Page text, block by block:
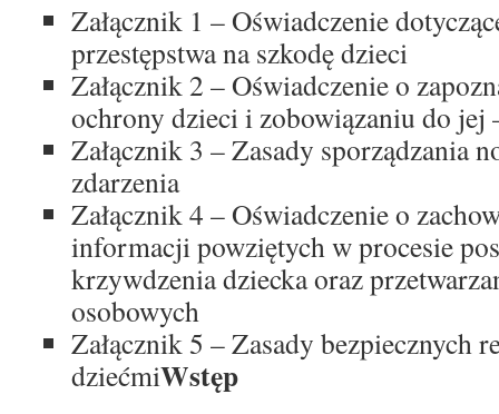
Załącznik 1 – Oświadczenie
przestępstwa na szkodę dzieci
Załącznik 2 – Oświadczenie o
ochrony dzieci i zobowiązaniu do jej
Załącznik 3 – Zasady sporządzania
zdarzenia
Załącznik 4 – Oświadczenie o
informacji powziętych w procesie
krzywdzenia dziecka oraz
osobowych
Załącznik 5 – Zasady bezpiecznych
dziećmiWstęp